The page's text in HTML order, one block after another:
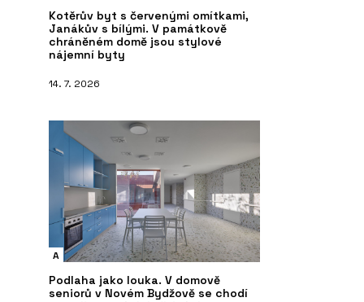
Kotěrův byt s červenými omítkami,
Janákův s bílými. V památkově
chráněném domě jsou stylové
nájemní byty
14. 7. 2026
A
Podlaha jako louka. V domově
seniorů v Novém Bydžově se chodí